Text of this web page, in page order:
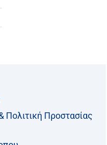
Πολιτική Προστασίας